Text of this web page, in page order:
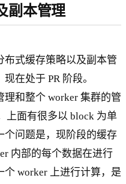
副本管理
式缓存策略以及副本管
在处于 PR 阶段。
理和整个 worker 集群的管
上面有很多以 block 为单
个问题是，现阶段的缓存
内部的每个数据在进行
worker 上进行计算，是